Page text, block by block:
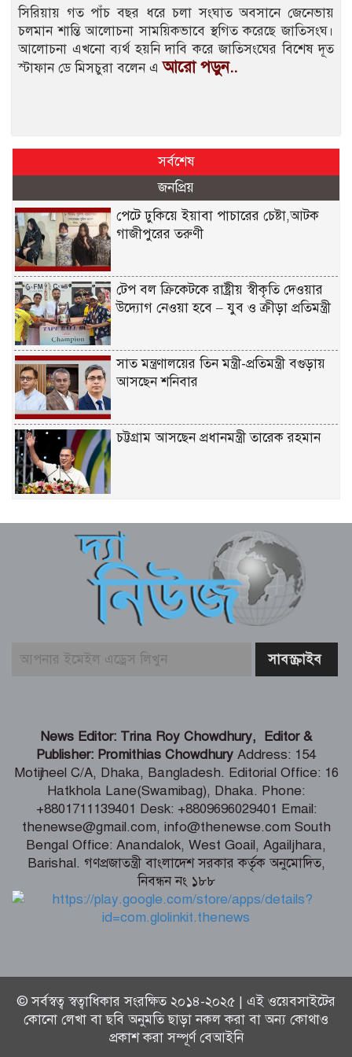
সিরিয়ায় গত পাঁচ বছর ধরে চলা সংঘাত অবসানে জেনেভায়
চলমান শান্তি আলোচনা সাময়িকভাবে স্থগিত করেছে জাতিসংঘ।
আলোচনা এখনো ব্যর্থ হয়নি দাবি করে জাতিসংঘের বিশেষ দূত
স্টাফান ডে মিসচুরা বলেন এআরো পড়ুন..
সর্বশেষ
জনপ্রিয়
পেটে ঢুকিয়ে ইয়াবা পাচারের চেষ্টা,আটক
গাজীপুরের তরুণী
টেপ বল ক্রিকেটকে রাষ্ট্রীয় স্বীকৃতি দেওয়ার
উদ্যোগ নেওয়া হবে – যুব ও ক্রীড়া প্রতিমন্ত্রী
সাত মন্ত্রণালয়ের তিন মন্ত্রী-প্রতিমন্ত্রী বগুড়ায়
আসছেন শনিবার
চট্টগ্রাম আসছেন প্রধানমন্ত্রী তারেক রহমান
বাবার ভবিষ্যৎ স্বপ্নের সমাধি
জুলাই আন্দোলনের ত্যাগকে চূড়ান্ত পর্যায়ে
নিয়ে যেতে হবে – তথ্যমন্ত্রী
পুলিশ কর্মকর্তাদের নিয়ে অপপ্রচার, কঠোর
শিগগিরই শুরু হবে তিস্তা মহাপরিকল্পনা
বাস্তবায়নের কাজ – পানি সম্পদ মন্ত্রী
সংবাদপত্র সমাজের দর্পণ – মৎস্য ও
প্রাণিসম্পদ প্রতিমন্ত্রী
শেখ হাসিনা কি বেঁচে আছেন, না কি মারা
গেছেন- রাশেদ খাঁন
News Editor: Trina Roy Chowdhury, Editor &
Publisher: Promithias Chowdhury Address: 154
Motijheel C/A, Dhaka, Bangladesh. Editorial Office: 16
Hatkhola Lane(Swamibag), Dhaka. Phone:
+8801711139401 Desk: +8809696029401 Email:
thenewse@gmail.com, info@thenewse.com South
Bengal Office: Anandalok, West Goail, Agailjhara,
Barishal. গণপ্রজাতন্ত্রী বাংলাদেশ সরকার কর্তৃক অনুমোদিত,
নিবন্ধন নং ১৮৮
© সর্বস্বত্ব স্বত্বাধিকার সংরক্ষিত ২০১৪-২০২৫ | এই ওয়েবসাইটের
কোনো লেখা বা ছবি অনুমতি ছাড়া নকল করা বা অন্য কোথাও
প্রকাশ করা সম্পূর্ণ বেআইনি